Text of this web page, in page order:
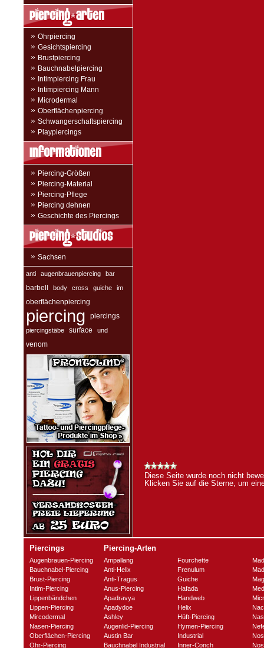
» Ohrpiercing
» Gesichtspiercing
» Brustpiercing
» Bauchnabelpiercing
» Intimpiercing Frau
» Intimpiercing Mann
» Microdermal
» Oberflächenpiercing
» Schwangerschaftspiercing
» Playpiercings
» Piercing-Größen
» Piercing-Material
» Piercing-Pflege
» Piercing dehnen
» Geschichte des Piercings
» Sachsen
anti augenbrauenpiercing
bar
barbell
body cross guiche im
oberflächenpiercing
piercing piercings
piercingstäbe surface
und
venom
Diese Seite wurde noch nicht
Klicken Sie auf die Sterne, um
Piercings Piercing-Arten
Augenbrauen-Piercing
Bauchnabel-Piercing
Brust-Piercing
Intim-Piercing
Lippenbändchen
Lippen-Piercing
Mircodermal
Nasen-Piercing
Oberflächen-Piercing
Ohr-Piercing
Ampallang
Anti-Helix
Anti-Tragus
Anus-Piercing
Apadravya
Apadydoe
Ashley
Augenlid-Piercing
Austin Bar
Bauchnabel Industrial
Fourchette
Frenulum
Guiche
Hafada
Handweb
Helix
Hüft-Piercing
Hymen-Piercing
Industrial
Inner-Conch